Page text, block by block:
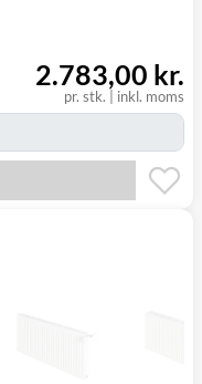
pr. stk. inkl. moms
2.783,00 kr.